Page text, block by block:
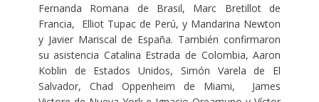
Fernanda Romana de Brasil, Marc Bretillot de
Francia, Elliot Tupac de Perú, y Mandarina Newton
y Javier Mariscal de España. También confirmaron
su asistencia Catalina Estrada de Colombia, Aaron
Koblin de Estados Unidos, Simón Varela de El
Salvador, Chad Oppenheim de Miami, James